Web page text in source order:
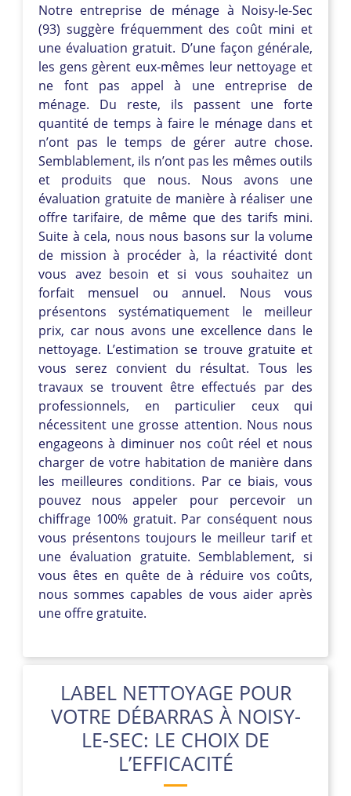
Notre entreprise de ménage à Noisy-le-Sec
(93) suggère fréquemment des coût mini et
une évaluation gratuit. D’une façon générale,
les gens gèrent eux-mêmes leur nettoyage et
ne font pas appel à une entreprise de
ménage. Du reste, ils passent une forte
quantité de temps à faire le ménage dans et
n’ont pas le temps de gérer autre chose.
Semblablement, ils n’ont pas les mêmes outils
et produits que nous. Nous avons une
évaluation gratuite de manière à réaliser une
offre tarifaire, de même que des tarifs mini.
Suite à cela, nous nous basons sur la volume
de mission à procéder à, la réactivité dont
vous avez besoin et si vous souhaitez un
forfait mensuel ou annuel. Nous vous
présentons systématiquement le meilleur
prix, car nous avons une excellence dans le
nettoyage. L’estimation se trouve gratuite et
vous serez convient du résultat. Tous les
travaux se trouvent être effectués par des
professionnels, en particulier ceux qui
nécessitent une grosse attention. Nous nous
engageons à diminuer nos coût réel et nous
charger de votre habitation de manière dans
les meilleures conditions. Par ce biais, vous
pouvez nous appeler pour percevoir un
chiffrage 100% gratuit. Par conséquent nous
vous présentons toujours le meilleur tarif et
une évaluation gratuite. Semblablement, si
vous êtes en quête de à réduire vos coûts,
nous sommes capables de vous aider après
une offre gratuite.
LABEL NETTOYAGE POUR
VOTRE DÉBARRAS À NOISY-
LE-SEC: LE CHOIX DE
L’EFFICACITÉ